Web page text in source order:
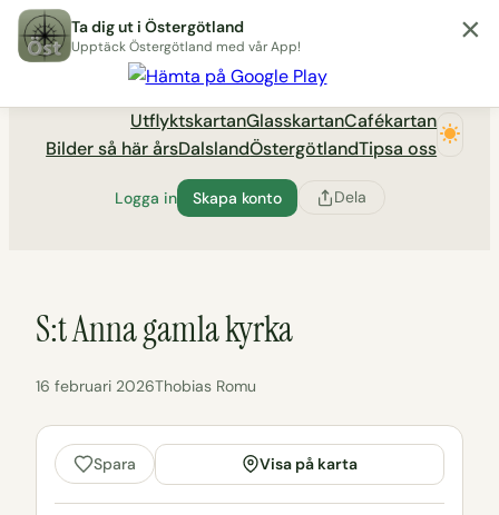
Hoppa
till
Utflyktsportalen tadigut.nu
UtflyktskartanGlasskartanCafékartan
Bilder så här årsDalslandÖstergötlandTipsa oss
Logga in Skapa konto Dela
S:t Anna gamla kyrka
16 februari 2026Thobias Romu
Spara Visa på karta
Ta dig ut i Östergötland
Upptäck Östergötland med vår App! ×